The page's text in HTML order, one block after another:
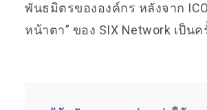
พันธมิตรขององค์กร หลังจาก
หน้าตา” ของ SIX Network เป็นค